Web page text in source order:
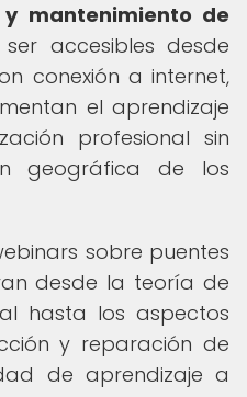
mantenimiento de
accesibles desde
conexión a internet,
el aprendizaje
profesional sin
geográfica de los
sobre puentes
desde la teoría de
hasta los aspectos
y reparación de
de aprendizaje a